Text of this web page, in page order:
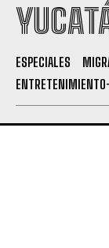
ESPECIALES